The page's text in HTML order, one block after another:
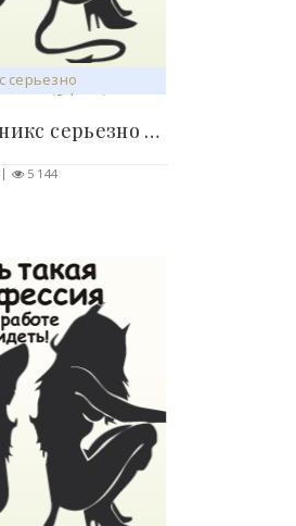
Актер Хоакин Феникс серьезно подготовился к роли..
5 144